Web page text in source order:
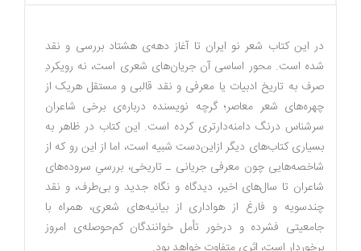
در این کتاب شعر نو ایران تا آغاز دهه‌ی هشتاد بررسی و نقد
شده است. محور اساسی آن جریان‌های شعری است، نه رویکردِ
صرف به تاریخ ادبیات یا معرفی و نقد قالبی و مستقل هریک از
چهر‌ه‌های شعر معاصر؛ گرچه نویسنده درباره‌ی برخی شاعران
سرشناس درنگ دامنه‌دارتری کرده است. این کتاب در ظاهر به
بسیاری کتاب‌های دیگر ازاین‌دست شبیه است، اما از این رو که از
شاخصه‌هایی چون معرفی جریانی ـ تاریخی، بررسیِ سروده‌های
شاعران تا سال‌های اخیر، دیدگاه و نگاه جدید و بی‌طرف، و نقد
چندسویه و فارغ از هواداری از بیانیه‌های شعری، همراه با
جامعیتی فشرده و درخور تأمل خوانندگان کم‌حوصله‌ی امروز